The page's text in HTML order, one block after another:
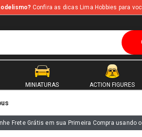
Confira as dicas Lima Hobbies para
MINIATURAS ACTION FIGURES
Frete Grátis em sua Primeira Compra usando